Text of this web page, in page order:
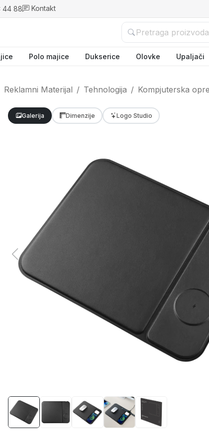
44 88 Kontakt
Polo majice Dukserice Olovke Upaljači
Reklamni Materijal Tehnologija Kompjuterska
Galerija Dimenzije Logo Studio